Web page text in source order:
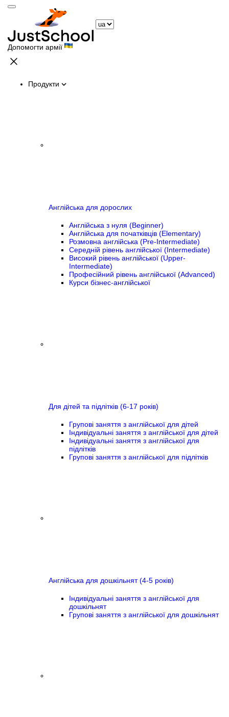
Допомогти армії
Продукти
Англійська для дорослих
Англійська з нуля (Beginner)
Англійська для початківців (Elementary)
Розмовна англійська (Pre-Intermediate)
Середній рівень англійської (Intermediate)
Високий рівень англійської (Upper-
Intermediate)
Професійний рівень англійської (Advanced)
Курси бізнес-англійської
Для дітей та підлітків (6-17 років)
Групові заняття з англійської для дітей
Індивідуальні заняття з англійської для дітей
Індивідуальні заняття з англійської для
підлітків
Групові заняття з англійської для підлітків
Англійська для дошкільнят (4-5 років)
Індивідуальні заняття з англійської для
дошкільнят
Групові заняття з англійської для дошкільнят